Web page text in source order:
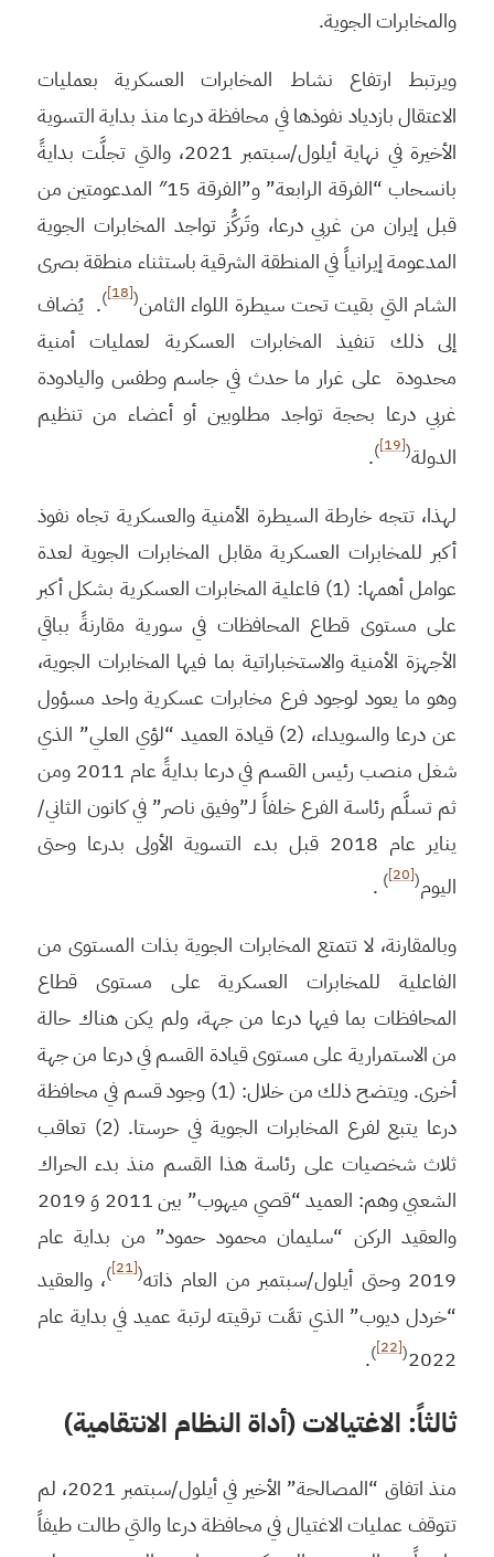
والمخابرات الجوية.
ويرتبط ارتفاع نشاط المخابرات العسكرية بعمليات
الاعتقال بازدياد نفوذها في محافظة درعا منذ بداية التسوية
الأخيرة في نهاية أيلول/سبتمبر 2021، والتي تجلَّت بدايةً
بانسحاب “الفرقة الرابعة” و”الفرقة 15″ المدعومتين من
قبل إيران من غربي درعا، وتَركُّز تواجد المخابرات الجوية
المدعومة إيرانياً في المنطقة الشرقية باستثناء منطقة بصرى
الشام التي بقيت تحت سيطرة اللواء الثامن(
[18]
). يُضاف
إلى ذلك تنفيذ المخابرات العسكرية لعمليات أمنية
محدودة على غرار ما حدث في جاسم وطفس واليادودة
غربي درعا بحجة تواجد مطلوبين أو أعضاء من تنظيم
الدولة(
[19]
)
.
لهذا، تتجه خارطة السيطرة الأمنية والعسكرية تجاه نفوذ
أكبر للمخابرات العسكرية مقابل المخابرات الجوية لعدة
عوامل أهمها: (1) فاعلية المخابرات العسكرية بشكل أكبر
على مستوى قطاع المحافظات في سورية مقارنةً بباقي
الأجهزة الأمنية والاستخباراتية بما فيها المخابرات الجوية،
وهو ما يعود لوجود فرع مخابرات عسكرية واحد مسؤول
عن درعا والسويداء، (2) قيادة العميد “لؤي العلي” الذي
شغل منصب رئيس القسم في درعا بدايةً عام 2011 ومن
ثم تسلَّم رئاسة الفرع خلفاً لـ”وفيق ناصر” في كانون الثاني/
يناير عام 2018 قبل بدء التسوية الأولى بدرعا وحتى
اليوم(
[20]
)
.
وبالمقارنة، لا تتمتع المخابرات الجوية بذات المستوى من
الفاعلية للمخابرات العسكرية على مستوى قطاع
المحافظات بما فيها درعا من جهة، ولم يكن هناك حالة
من الاستمرارية على مستوى قيادة القسم في درعا من جهة
أخرى. ويتضح ذلك من خلال: (1) وجود قسم في محافظة
درعا يتبع لفرع المخابرات الجوية في حرستا. (2) تعاقب
ثلاث شخصيات على رئاسة هذا القسم منذ بدء الحراك
الشعبي وهم: العميد “قصي ميهوب” بين 2011 وَ 2019
والعقيد الركن “سليمان محمود حمود” من بداية عام
2019 وحتى أيلول/سبتمبر من العام ذاته
(
[21]
)، والعقيد
“خردل ديوب” الذي تمَّت ترقيته لرتبة عميد في بداية عام
2022
(
[22]
)
.
ثالثاً: الاغتيالات (أداة النظام الانتقامية)
منذ اتفاق “المصالحة” الأخير في أيلول/سبتمبر 2021، لم
تتوقف عمليات الاغتيال في محافظة درعا والتي طالت طيفاً